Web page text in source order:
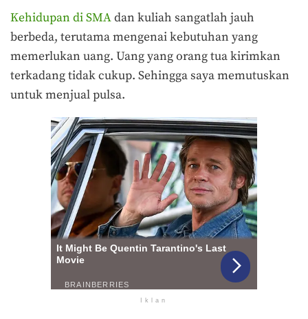
Kehidupan di SMAdan kuliah sangatlah jauh
berbeda, terutama mengenai kebutuhan yang
memerlukan uang. Uang yang orang tua kirimkan
terkadang tidak cukup. Sehingga saya memutuskan
untuk menjual pulsa.
Iklan